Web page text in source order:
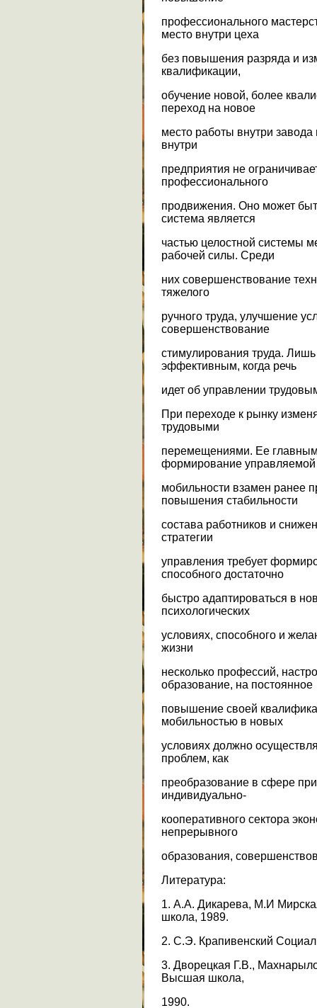
профессионального
место внутри цеха
без повышения разряда и
квалификации,
обучение новой, более
переход на новое
место работы внутри
внутри
предприятия не
профессионального
продвижения. Оно может
система является
частью целостной системы
рабочей силы. Среди
них совершенствование
тяжелого
ручного труда, улучшение
совершенствование
стимулирования труда.
эффективным, когда речь
идет об управлении
При переходе к рынку
трудовыми
перемещениями. Ее
формирование управляемой
мобильности взамен ранее
повышения стабильности
состава работников и
стратегии
управления требует
способного достаточно
быстро адаптироваться в
психологических
условиях, способного и
жизни
несколько профессий,
образование, на постоянное
повышение своей
мобильностью в новых
условиях должно
проблем, как
преобразование в сфере
индивидуально-
кооперативного сектора
непрерывного
образования,
Литература:
1. А.А. Дикарева, М.И
школа, 1989.
2. С.Э. Крапивенский
3. Дворецкая Г.В.,
Высшая школа,
1990.